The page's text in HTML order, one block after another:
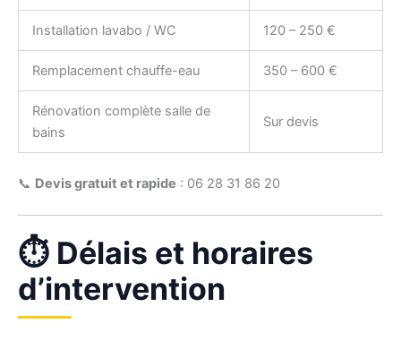
Installation lavabo / WC 120 – 250 €
Remplacement chauffe-eau 350 – 600 €
Rénovation complète salle de
bains
Sur devis
📞 Devis gratuit et rapide : 06 28 31 86 20
⏱️ Délais et horaires
d’intervention